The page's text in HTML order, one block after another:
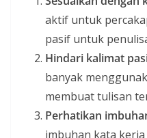
aktif untuk
pasif untuk
Hindari kalimat
banyak
membuat tulisan
Perhatikan
imbuhan kata